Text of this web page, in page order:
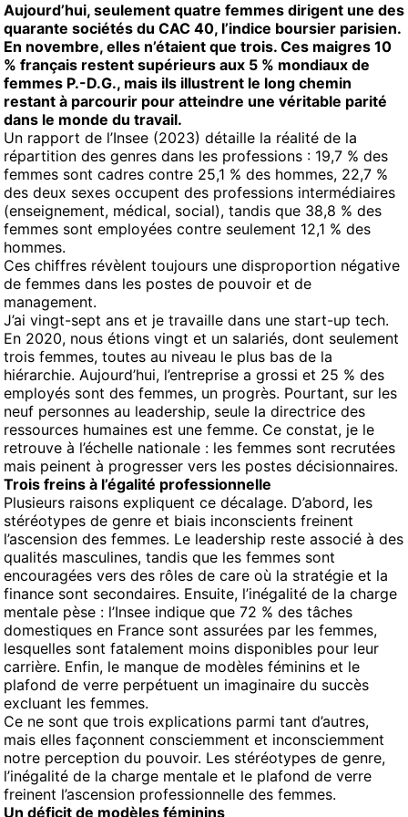
Aujourd’hui, seulement quatre femmes dirigent une des
quarante sociétés du CAC 40, l’indice boursier parisien.
En novembre, elles n’étaient que trois. Ces maigres 10
% français restent supérieurs aux 5 % mondiaux de
femmes P.-D.G., mais ils illustrent le long chemin
restant à parcourir pour atteindre une véritable parité
dans le monde du travail.
Un rapport de l’Insee (2023) détaille la réalité de la
répartition des genres dans les professions : 19,7 % des
femmes sont cadres contre 25,1 % des hommes, 22,7 %
des deux sexes occupent des professions intermédiaires
(enseignement, médical, social), tandis que 38,8 % des
femmes sont employées contre seulement 12,1 % des
hommes.
Ces chiffres révèlent toujours une disproportion négative
de femmes dans les postes de pouvoir et de
management.
J’ai vingt-sept ans et je travaille dans une start-up tech.
En 2020, nous étions vingt et un salariés, dont seulement
trois femmes, toutes au niveau le plus bas de la
hiérarchie. Aujourd’hui, l’entreprise a grossi et 25 % des
employés sont des femmes, un progrès. Pourtant, sur les
neuf personnes au leadership, seule la directrice des
ressources humaines est une femme. Ce constat, je le
retrouve à l’échelle nationale : les femmes sont recrutées
mais peinent à progresser vers les postes décisionnaires.
Trois freins à l’égalité professionnelle
Plusieurs raisons expliquent ce décalage. D’abord, les
stéréotypes de genre et biais inconscients freinent
l’ascension des femmes. Le leadership reste associé à des
qualités masculines, tandis que les femmes sont
encouragées vers des rôles de care où la stratégie et la
finance sont secondaires. Ensuite, l’inégalité de la charge
mentale pèse : l’Insee indique que 72 % des tâches
domestiques en France sont assurées par les femmes,
lesquelles sont fatalement moins disponibles pour leur
carrière. Enfin, le manque de modèles féminins et le
plafond de verre perpétuent un imaginaire du succès
excluant les femmes.
Ce ne sont que trois explications parmi tant d’autres,
mais elles façonnent consciemment et inconsciemment
notre perception du pouvoir. Les stéréotypes de genre,
l’inégalité de la charge mentale et le plafond de verre
freinent l’ascension professionnelle des femmes.
Un déficit de modèles féminins